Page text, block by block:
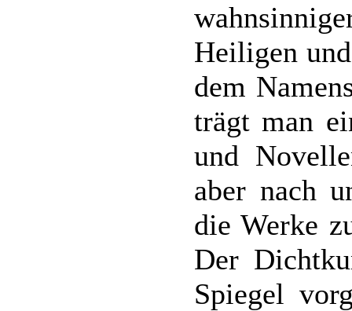
Heiligen
dem
trägt man
und
aber nach
die Werke
Der
Spiegel